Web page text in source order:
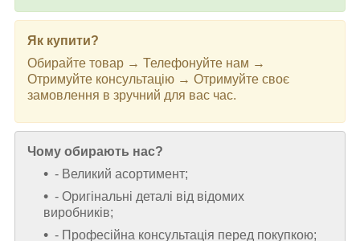
Як купити?
Обирайте товар → Телефонуйте нам →
Отримуйте консультацію → Отримуйте своє
замовлення в зручний для вас час.
Чому обирають нас?
- Великий асортимент;
- Оригінальні деталі від відомих
виробників;
- Професійна консультація перед покупкою;